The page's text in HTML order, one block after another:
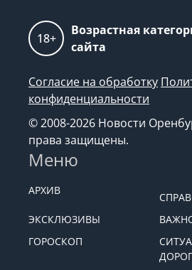
18+
Возрастная
сайта
Согласие на обработку
конфиденциальности
© 2008-2026 Новости
права защищены.
Меню
АРХИВ
ЭКСКЛЮЗИВЫ
ГОРОСКОП